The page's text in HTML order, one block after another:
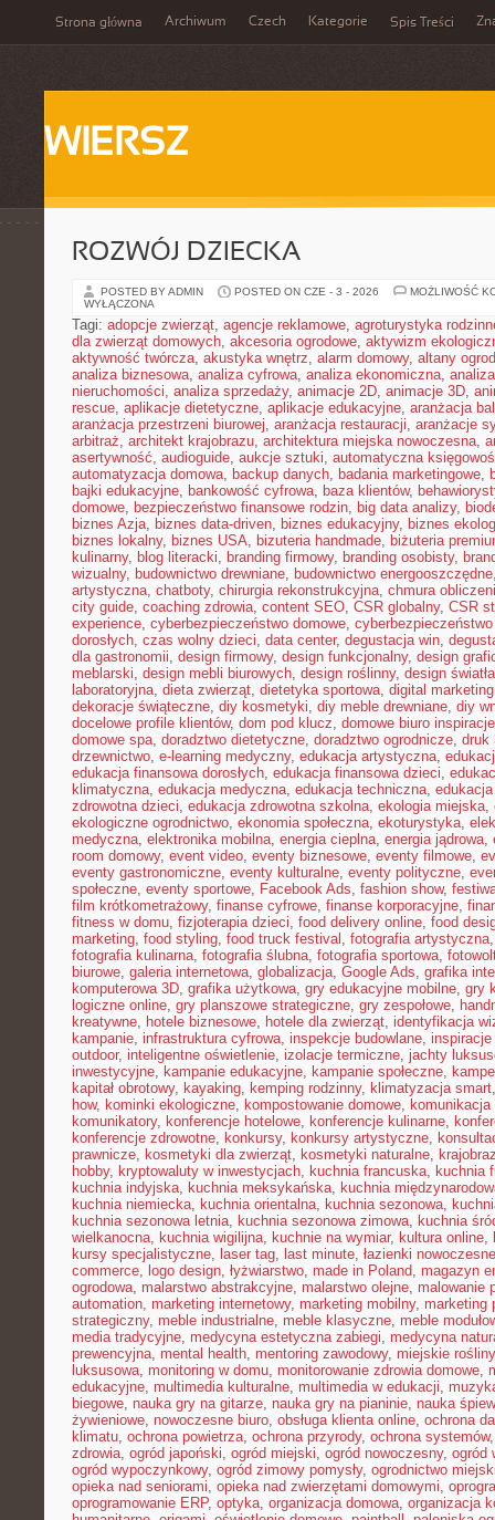
Strona główna Archiwum Czech Kategorie Spis Treści
WIERSZ
ROZWÓJ DZIECKA
POSTED BY ADMIN POSTED ON CZE - 3 - 2026
MOŻLIWOŚĆ
WYŁĄCZONA
Tagi: adopcje zwierząt, agencje reklamowe, agroturystyka
dla zwierząt domowych, akcesoria ogrodowe, aktywizm
aktywność twórcza, akustyka wnętrz, alarm domowy, altany
analiza biznesowa, analiza cyfrowa, analiza ekonomiczna,
nieruchomości, analiza sprzedaży, animacje 2D, animacje 3D,
rescue, aplikacje dietetyczne, aplikacje edukacyjne, aranżacja
aranżacja przestrzeni biurowej, aranżacja restauracji, aranżacje
arbitraż, architekt krajobrazu, architektura miejska nowoczesna,
asertywność, audioguide, aukcje sztuki, automatyczna
automatyzacja domowa, backup danych, badania marketingowe,
bajki edukacyjne, bankowość cyfrowa, baza klientów,
domowe, bezpieczeństwo finansowe rodzin, big data analizy,
biznes Azja, biznes data-driven, biznes edukacyjny, biznes
biznes lokalny, biznes USA, bizuteria handmade, biżuteria
kulinarny, blog literacki, branding firmowy, branding osobisty,
wizualny, budownictwo drewniane, budownictwo energooszczędne
artystyczna, chatboty, chirurgia rekonstrukcyjna, chmura
city guide, coaching zdrowia, content SEO, CSR globalny, CSR
experience, cyberbezpieczeństwo domowe,
dorosłych, czas wolny dzieci, data center, degustacja win,
dla gastronomii, design firmowy, design funkcjonalny, design
meblarski, design mebli biurowych, design roślinny, design światła
laboratoryjna, dieta zwierząt, dietetyka sportowa, digital marketing
dekoracje świąteczne, diy kosmetyki, diy meble drewniane, diy
docelowe profile klientów, dom pod klucz, domowe biuro inspiracje
domowe spa, doradztwo dietetyczne, doradztwo ogrodnicze, druk
drzewnictwo, e-learning medyczny, edukacja artystyczna,
edukacja finansowa dorosłych, edukacja finansowa dzieci,
klimatyczna, edukacja medyczna, edukacja techniczna,
zdrowotna dzieci, edukacja zdrowotna szkolna, ekologia miejska,
ekologiczne ogrodnictwo, ekonomia społeczna, ekoturystyka,
medyczna, elektronika mobilna, energia cieplna, energia jądrowa,
room domowy, event video, eventy biznesowe, eventy filmowe,
eventy gastronomiczne, eventy kulturalne, eventy polityczne,
społeczne, eventy sportowe, Facebook Ads, fashion show,
film krótkometrażowy, finanse cyfrowe, finanse korporacyjne,
fitness w domu, fizjoterapia dzieci, food delivery online, food
marketing, food styling, food truck festival , fotografia artystyczna
fotografia kulinarna, fotografia ślubna, fotografia sportowa,
biurowe, galeria internetowa, globalizacja, Google Ads, grafika
komputerowa 3D, grafika użytkowa, gry edukacyjne mobilne, gry
logiczne online, gry planszowe strategiczne, gry zespołowe,
kreatywne, hotele biznesowe, hotele dla zwierząt, identyfikacja
kampanie, infrastruktura cyfrowa, inspekcje budowlane,
outdoor, inteligentne oświetlenie, izolacje termiczne, jachty
inwestycyjne, kampanie edukacyjne, kampanie społeczne,
kapitał obrotowy, kayaking, kemping rodzinny, klimatyzacja smart
how, kominki ekologiczne, kompostowanie domowe, komunikacja
komunikatory, konferencje hotelowe, konferencje kulinarne,
konferencje zdrowotne, konkursy, konkursy artystyczne,
prawnicze, kosmetyki dla zwierząt, kosmetyki naturalne,
hobby, kryptowaluty w inwestycjach, kuchnia francuska, kuchnia
kuchnia indyjska, kuchnia meksykańska, kuchnia
kuchnia niemiecka, kuchnia orientalna, kuchnia sezonowa,
kuchnia sezonowa letnia, kuchnia sezonowa zimowa, kuchnia
wielkanocna, kuchnia wigilijna, kuchnie na wymiar, kultura online,
kursy specjalistyczne, laser tag, last minute, łazienki nowoczesne
commerce, logo design, łyżwiarstwo, made in Poland, magazyn
ogrodowa, malarstwo abstrakcyjne, malarstwo olejne, malowanie
automation, marketing internetowy, marketing mobilny, marketing
strategiczny, meble industrialne, meble klasyczne, meble
media tradycyjne, medycyna estetyczna zabiegi, medycyna
prewencyjna, mental health, mentoring zawodowy, miejskie rośliny
luksusowa, monitoring w domu, monitorowanie zdrowia domowe,
edukacyjne, multimedia kulturalne, multimedia w edukacji,
biegowe, nauka gry na gitarze, nauka gry na pianinie, nauka
żywieniowe, nowoczesne biuro, obsługa klienta online, ochrona
klimatu, ochrona powietrza, ochrona przyrody, ochrona systemów
zdrowia, ogród japoński, ogród miejski, ogród nowoczesny, ogród
ogród wypoczynkowy, ogród zimowy pomysły, ogrodnictwo
opieka nad seniorami, opieka nad zwierzętami domowymi,
oprogramowanie ERP, optyka, organizacja domowa, organizacja